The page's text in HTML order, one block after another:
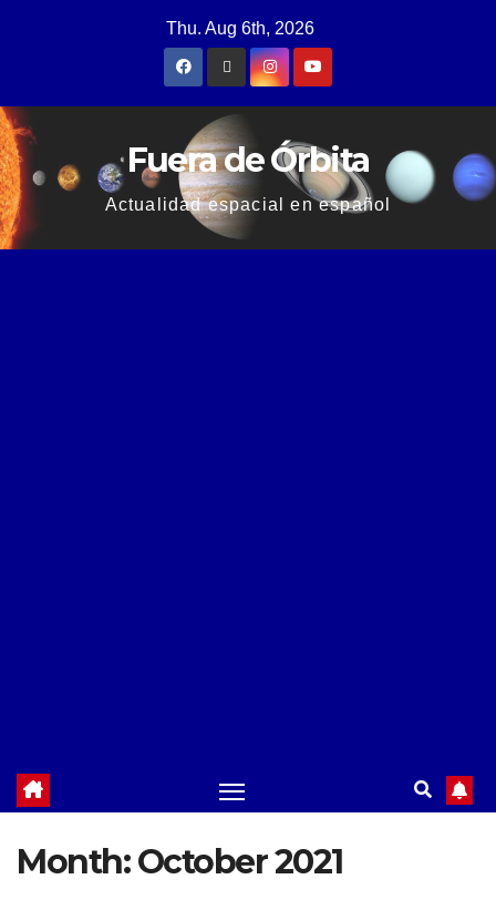
Thu. Aug 6th, 2026
Fuera de Órbita
Actualidad espacial en español
Month:October 2021